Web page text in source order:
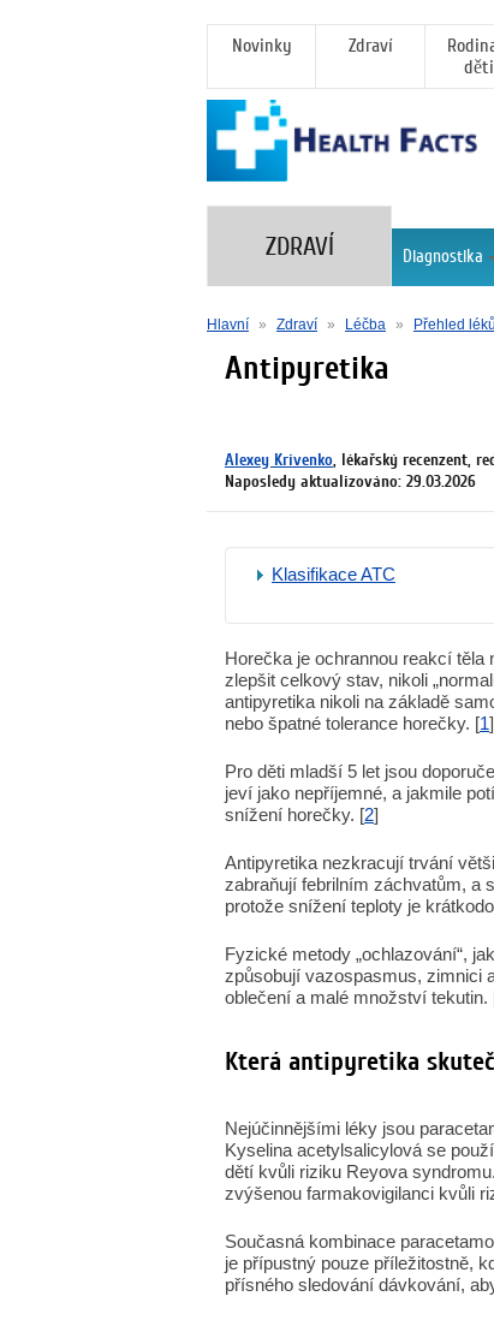
Novinky Zdraví
děti
ZDRAVÍ Diagnostika
Hlavní » Zdraví » Léčba » Přehled léků
Antipyretika
Alexey Krivenko, lékařský recenzent,
Naposledy aktualizováno: 29.03.2026
Klasifikace ATC
Horečka je ochrannou reakcí
zlepšit celkový stav, nikoli
antipyretika nikoli na základě
nebo špatné tolerance horečky. [1]
Pro děti mladší 5 let jsou
jeví jako nepříjemné, a jakmile
snížení horečky. [2]
Antipyretika nezkracují trvání
zabraňují febrilním záchvatům, a
protože snížení teploty je
Fyzické metody „ochlazování“,
způsobují vazospasmus, zimnici
oblečení a malé množství tekutin.
Která antipyretika
Nejúčinnějšími léky jsou
Kyselina acetylsalicylová se
dětí kvůli riziku Reyova
zvýšenou farmakovigilanci kvůli
Současná kombinace
je přípustný pouze příležitostně,
přísného sledování dávkování,